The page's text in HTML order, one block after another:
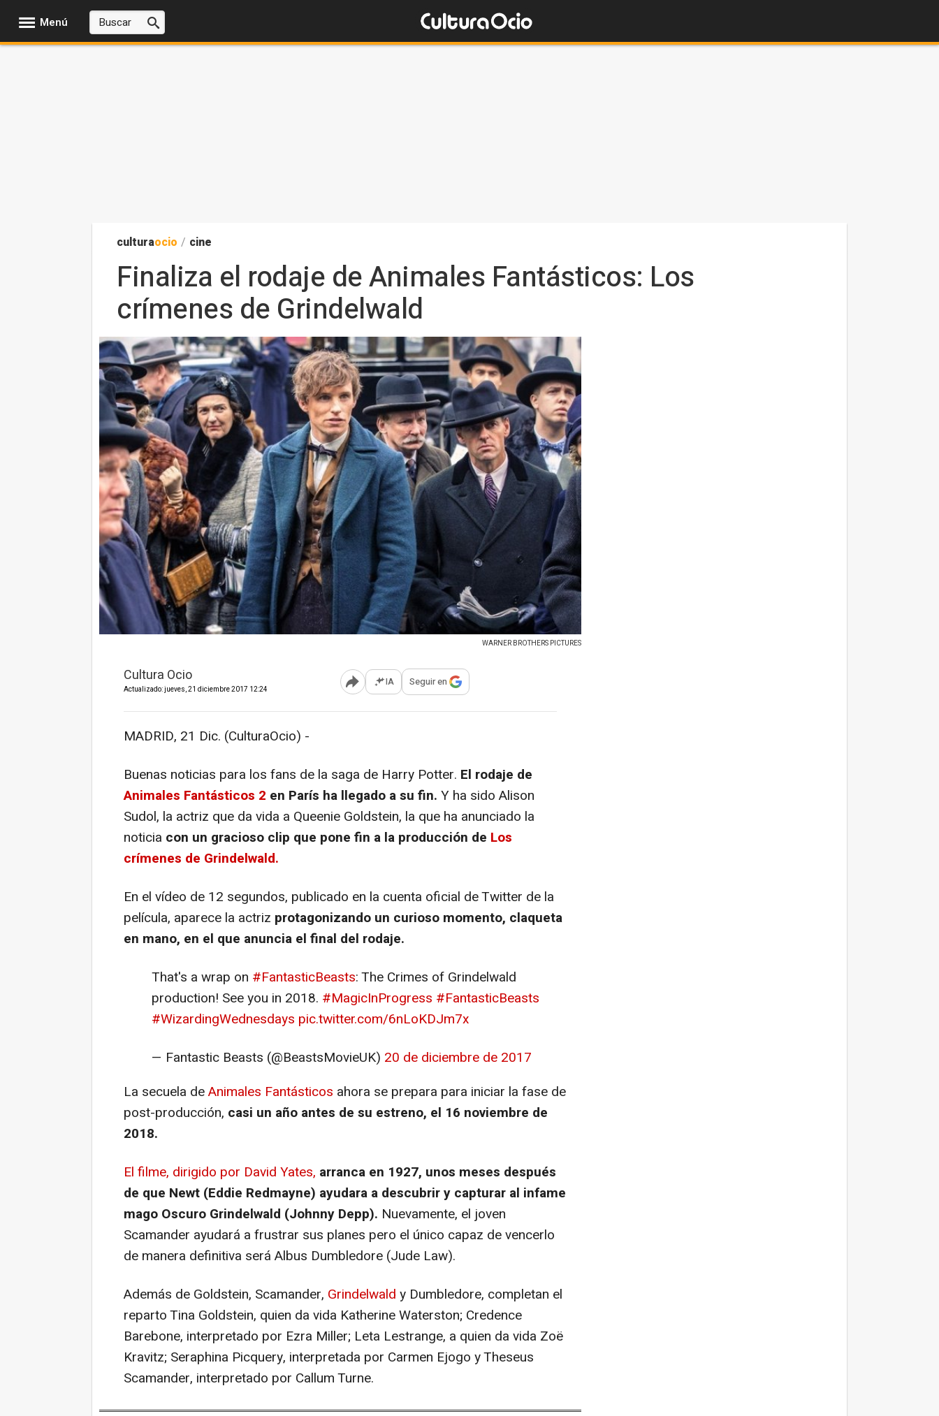
Menú
culturaocio / cine
Finaliza el rodaje de Animales Fantásticos: Los
crímenes de Grindelwald
WARNER BROTHERS PICTURES
Cultura Ocio
Actualizado: jueves, 21 diciembre 2017 12:24 Abrir opciones para compartir
IA Seguir en
MADRID, 21 Dic. (CulturaOcio) -
Buenas noticias para los fans de la saga de Harry Potter. El rodaje de
Animales Fantásticos 2 en París ha llegado a su fin. Y ha sido Alison
Sudol, la actriz que da vida a Queenie Goldstein, la que ha anunciado la
noticia con un gracioso clip que pone fin a la producción de Los
crímenes de Grindelwald.
En el vídeo de 12 segundos, publicado en la cuenta oficial de Twitter de la
película, aparece la actriz protagonizando un curioso momento, claqueta
en mano, en el que anuncia el final del rodaje.
That's a wrap on #FantasticBeasts: The Crimes of Grindelwald
production! See you in 2018. #MagicInProgress #FantasticBeasts
#WizardingWednesdays pic.twitter.com/6nLoKDJm7x
— Fantastic Beasts (@BeastsMovieUK) 20 de diciembre de 2017
La secuela deAnimales Fantásticos ahora se prepara para iniciar la fase de
post-producción, casi un año antes de su estreno, el 16 noviembre de
2018.
El filme, dirigido por David Yates, arranca en 1927, unos meses después
de que Newt (Eddie Redmayne) ayudara a descubrir y capturar al infame
mago Oscuro Grindelwald (Johnny Depp). Nuevamente, el joven
Scamander ayudará a frustrar sus planes pero el único capaz de vencerlo
de manera definitiva será Albus Dumbledore (Jude Law).
Además de Goldstein, Scamander, Grindelwald y Dumbledore, completan el
reparto Tina Goldstein, quien da vida Katherine Waterston; Credence
Barebone, interpretado por Ezra Miller; Leta Lestrange, a quien da vida Zoë
Kravitz; Seraphina Picquery, interpretada por Carmen Ejogo y Theseus
Scamander, interpretado por Callum Turne.